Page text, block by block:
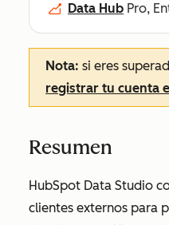
Data Hub Pro,
Nota: si eres
registrar tu cuenta
Resumen
HubSpot Data Studio
clientes externos para